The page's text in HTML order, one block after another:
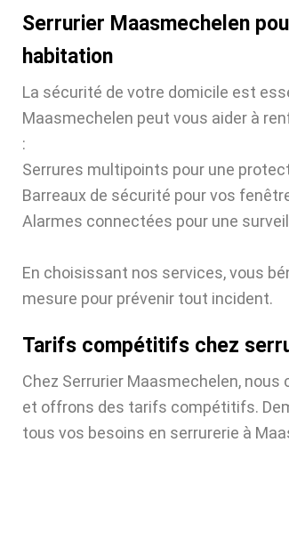
Serrurier Maasmechelen
habitation
La sécurité de votre domicile est
Maasmechelen peut vous aider à
:
Serrures multipoints pour une
Barreaux de sécurité pour vos
Alarmes connectées pour une
En choisissant nos services, vous
mesure pour prévenir tout incident.
Tarifs compétitifs chez
Chez Serrurier Maasmechelen,
et offrons des tarifs compétitifs.
tous vos besoins en serrurerie à